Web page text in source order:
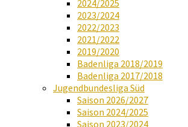
2024/2025
2023/2024
2022/2023
2021/2022
2019/2020
Badenliga 2018/2019
Badenliga 2017/2018
Jugendbundesliga Süd
Saison 2026/2027
Saison 2024/2025
Saison 2023/2024